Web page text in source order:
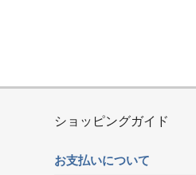
ショッピングガイド
お支払いについて